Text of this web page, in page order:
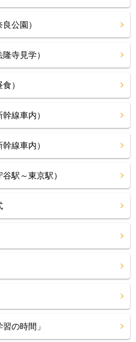
公園）
寺見学）
）
線車内）
線車内）
駅～東京駅）
の時間」